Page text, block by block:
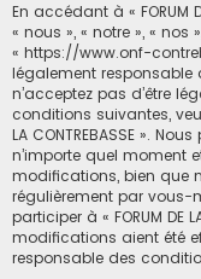
En accédant à « FORUM
« nous », « notre », « nos »,
« https://www.onf-
légalement responsable
n’acceptez pas d’être
conditions suivantes,
LA CONTREBASSE ».
n’importe quel moment
modifications, bien que
régulièrement par vous-
participer à « FORUM DE
modifications aient été
responsable des